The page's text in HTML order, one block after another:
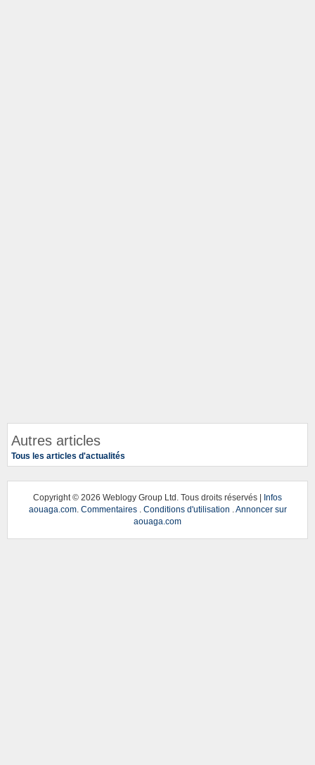
Autres articles
Tous les articles d'actualités
Copyright © 2026 Weblogy Group Ltd. Tous droits réservés |
Infos
aouaga.com. Commentaires. Conditions d'utilisation .Annoncer sur
aouaga.com